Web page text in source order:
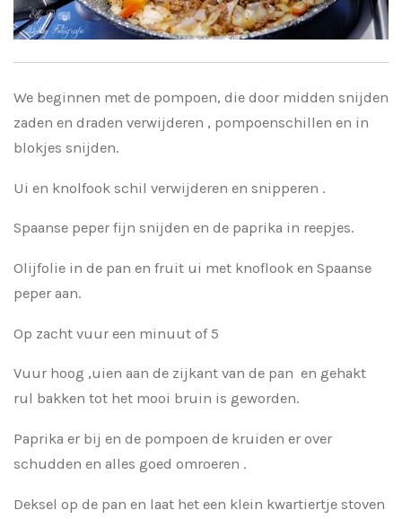
We beginnen met de pompoen, die door midden snijden
zaden en draden verwijderen , pompoenschillen en in
blokjes snijden.
Ui en knolfook schil verwijderen en snipperen .
Spaanse peper fijn snijden en de paprika in reepjes.
Olijfolie in de pan en fruit ui met knoflook en Spaanse
peper aan.
Op zacht vuur een minuut of 5
Vuur hoog ,uien aan de zijkant van de pan en gehakt
rul bakken tot het mooi bruin is geworden.
Paprika er bij en de pompoen de kruiden er over
schudden en alles goed omroeren .
Deksel op de pan en laat het een klein kwartiertje stoven